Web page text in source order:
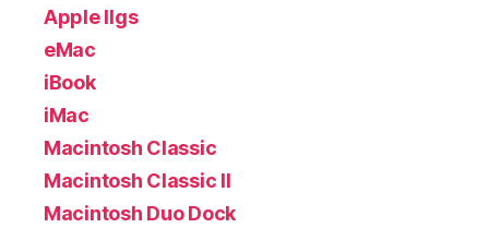
Apple IIgs
eMac
iBook
iMac
Macintosh Classic
Macintosh Classic II
Macintosh Duo Dock